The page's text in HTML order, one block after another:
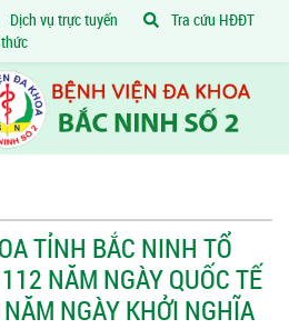
Dịch vụ trực tuyến
Tra cứu HĐĐT
TỈNH BẮC NINH TỔ
NĂM NGÀY QUỐC TẾ
NGÀY KHỞI NGHĨA